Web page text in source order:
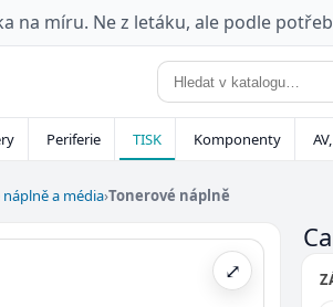
na míru. Ne z letáku, ale podle
Periferie TISK Komponenty
náplně a média›Tonerové náplně
⤢